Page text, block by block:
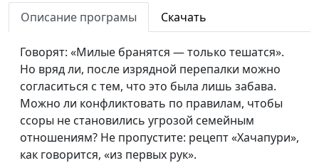
Как
детей
Анна Ронжина, Татьяна
Остапенко (кулинар),
Татьяна Тимонина, Ольга
Паршакова, Катерина
Сажина
До свадьбы дело не
дошло
Анна Ронжина, Татьяна
Сахарова, Юлия
#19
Описание програмы Скачать
Говорят: «Милые бранятся — только тешатся».
Но вряд ли, после изрядной перепалки можно
согласиться с тем, что это была лишь забава.
Можно ли конфликтовать по правилам, чтобы
ссоры не становились угрозой семейным
отношениям? Не пропустите: рецепт «Хачапури»,
как говорится, «из первых рук».